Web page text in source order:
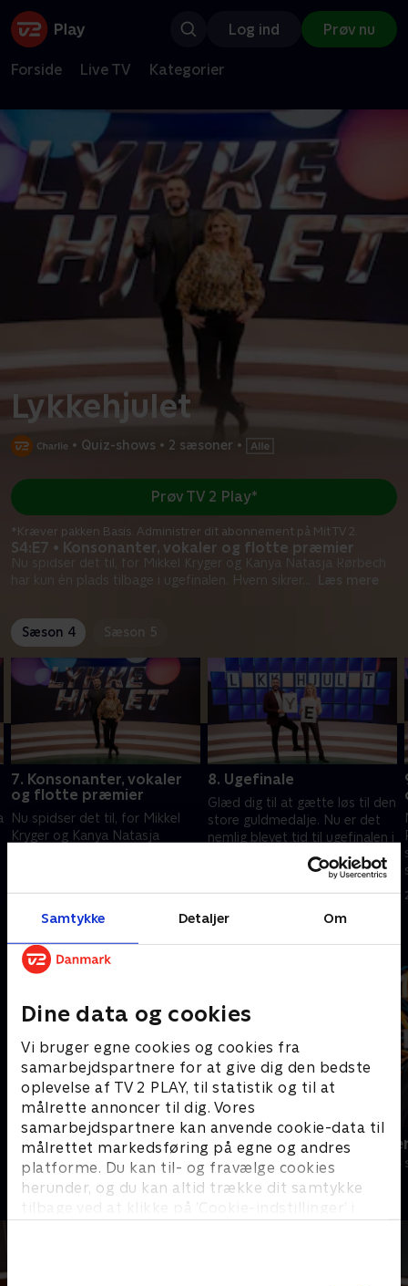
Samtykke Detaljer Om
Dine data og cookies
Vi bruger egne cookies og cookies fra
samarbejdspartnere for at give dig den bedste
oplevelse af TV 2 PLAY, til statistik og til at
målrette annoncer til dig. Vores
samarbejdspartnere kan anvende cookie-data til
målrettet markedsføring på egne og andres
platforme. Du kan til- og fravælge cookies
herunder, og du kan altid trække dit samtykke
tilbage ved at klikke på ’Cookie-indstillinger’ i
Log ind Prøv nu
Forside Live TV Kategorier
Lykkehjulet
• Quiz-shows • 2 sæsoner •
S4:E7 • Konsonanter, vokaler og flotte præmier
Nu spidser det til, for Mikkel Kryger og Kanya Natasja Rørbech
har kun én plads tilbage i ugefinalen. Hvem sikrer
Læs mere
Prøv TV 2 Play*
*Kræver pakken Basis. Administrer dit abonnement på Mit TV 2.
Sæson 4 Sæson 5
7. Konsonanter, vokaler
og flotte præmier
Nu spidser det til, for Mikkel
Kryger og Kanya Natasja
20. oktober 2021 • 29 min
8. Ugefinale
Glæd dig til at gætte løs til den
store guldmedalje. Nu er det
nemlig blevet tid til ugefinalen i
'Lykkehjulet', hvor ugens
dygtigste ordknuser bliver
21. oktober 2021 • 29 min
Andre så også
Hvem vil være millionær? Classic
Quiz-shows • 12 sæsoner
Hvem vil
Quiz-shows • 4